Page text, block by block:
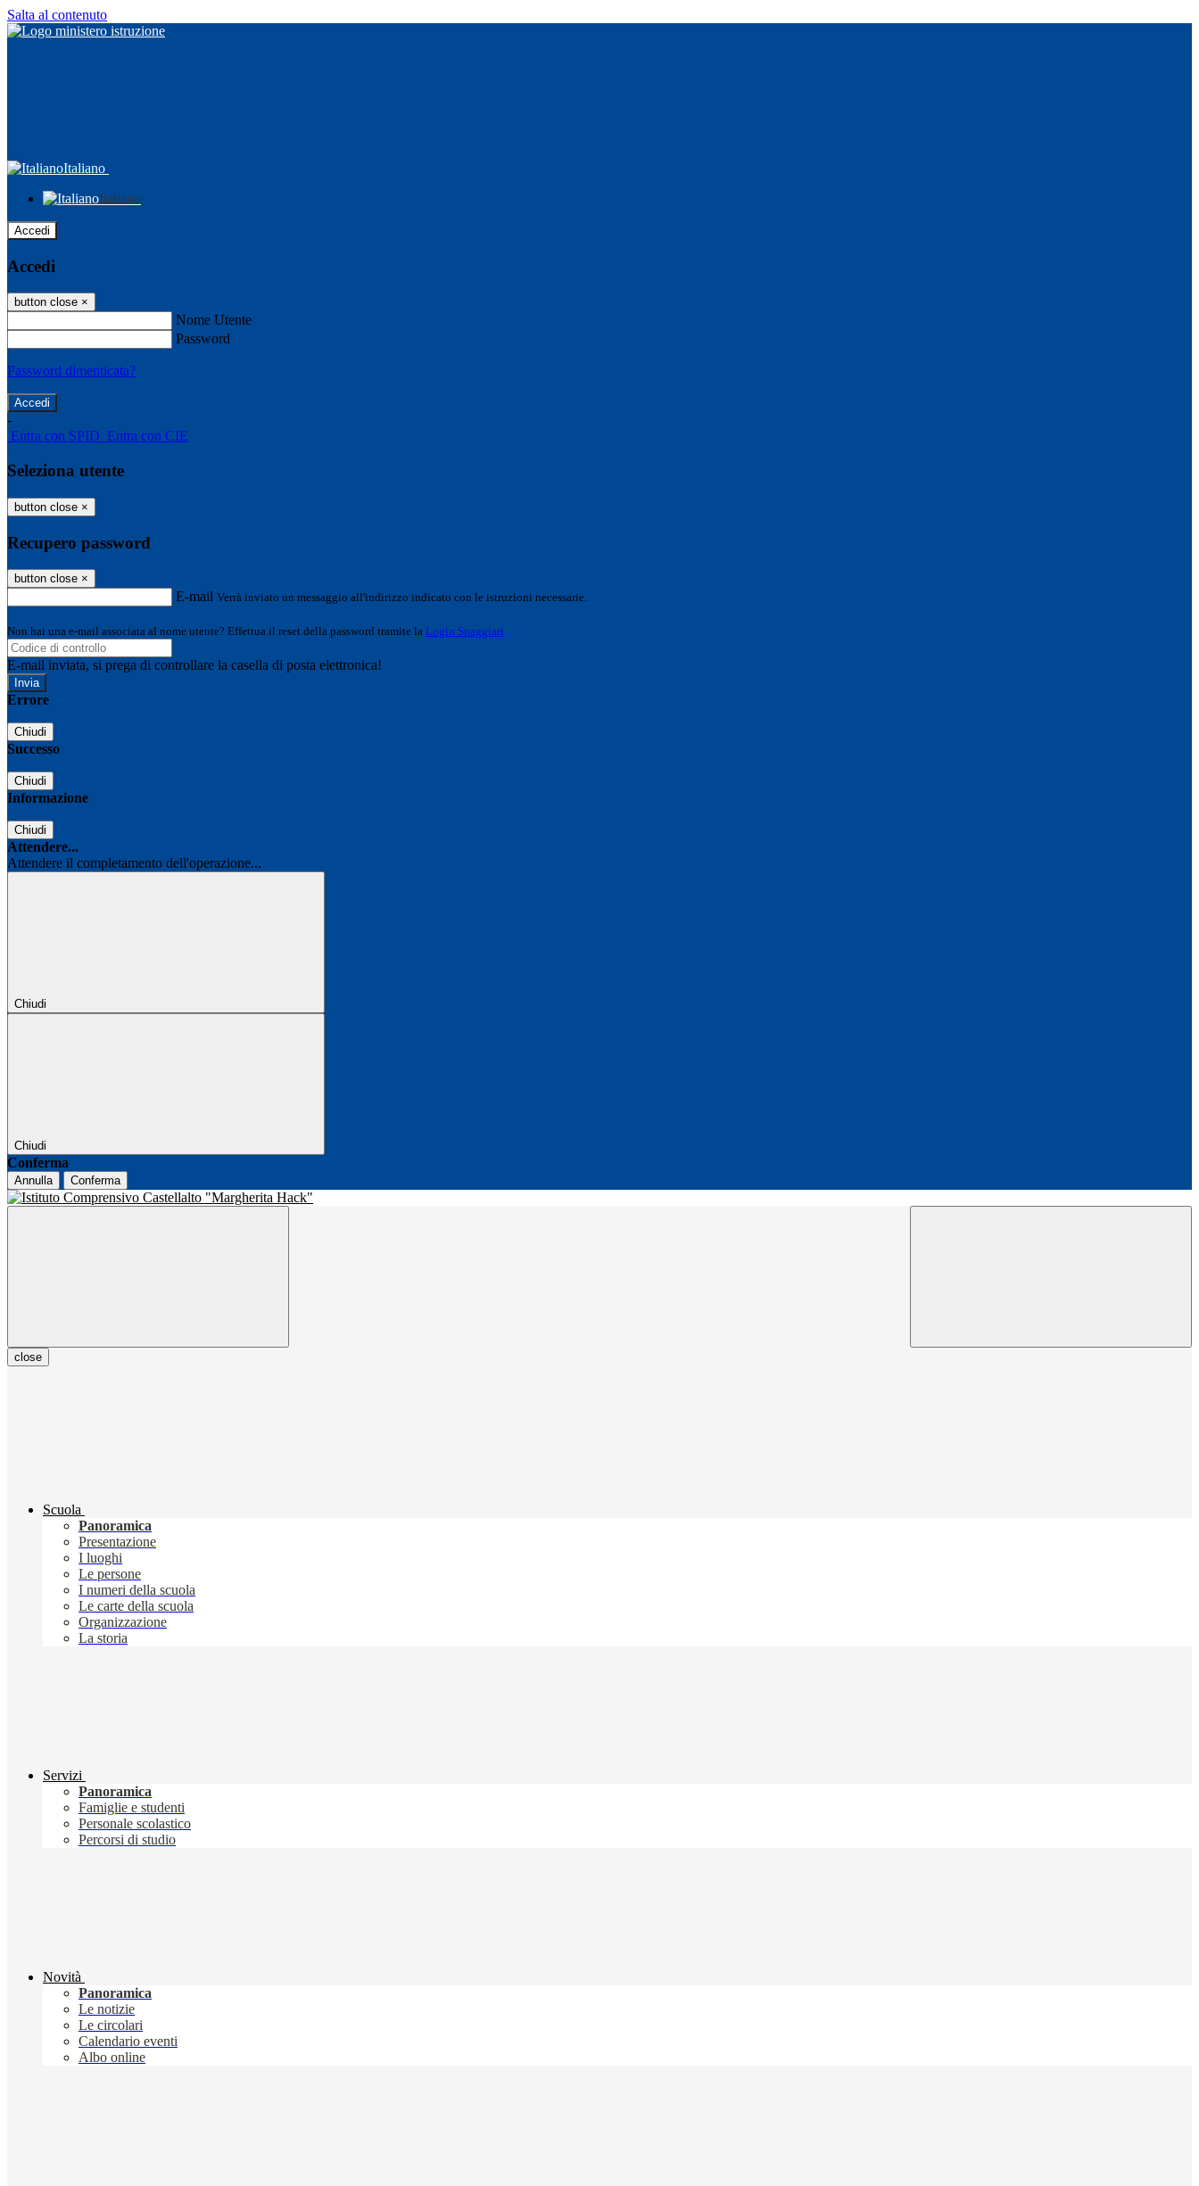
Salta al contenuto
Italiano
Italiano
Accedi
Accedi
button close ×
Nome Utente
Password
Password dimenticata?
-
Entra con SPID Entra con CIE
Seleziona utente
button close ×
Recupero password
button close ×
E-mail Verrà inviato un messaggio all'indirizzo indicato con le istruzioni necessarie.
Non hai una e-mail associata al nome utente? Effettua il reset della password tramite la Login Spaggiari
E-mail inviata, si prega di controllare la casella di posta elettronica!
Errore
Chiudi
Successo
Chiudi
Informazione
Chiudi
Attendere...
Attendere il completamento dell'operazione...
Chiudi
Chiudi
Conferma
Annulla Conferma
close
Scuola
Panoramica
Presentazione
I luoghi
Le persone
I numeri della scuola
Le carte della scuola
Organizzazione
La storia
Servizi
Panoramica
Famiglie e studenti
Personale scolastico
Percorsi di studio
Novità
Panoramica
Le notizie
Le circolari
Calendario eventi
Albo online